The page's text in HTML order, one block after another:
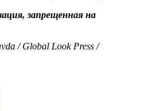
запрещенная на
/ Global Look Press /